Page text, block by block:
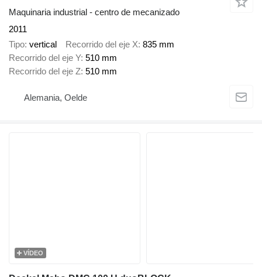
Maquinaria industrial - centro de mecanizado
2011
Tipo vertical Recorrido del eje X 835 mm
Recorrido del eje Y 510 mm
Recorrido del eje Z 510 mm
Alemania, Oelde
VÍDEO